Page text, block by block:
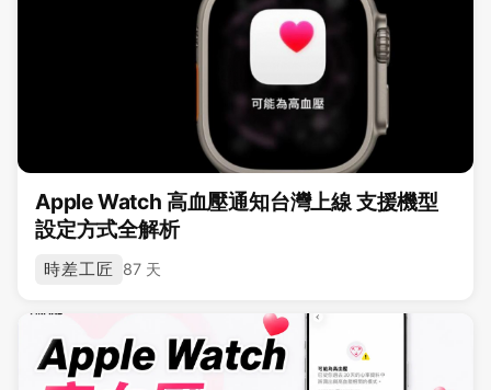
Apple Watch 高血壓通知台灣上線 支援機型
設定方式全解析
時差工匠 87 天